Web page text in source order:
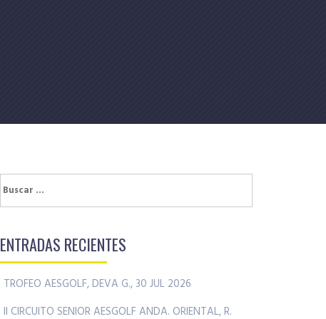
Buscar:
ENTRADAS RECIENTES
TROFEO AESGOLF, DEVA G., 30 JUL 2026
II CIRCUITO SENIOR AESGOLF ANDA. ORIENTAL, R.